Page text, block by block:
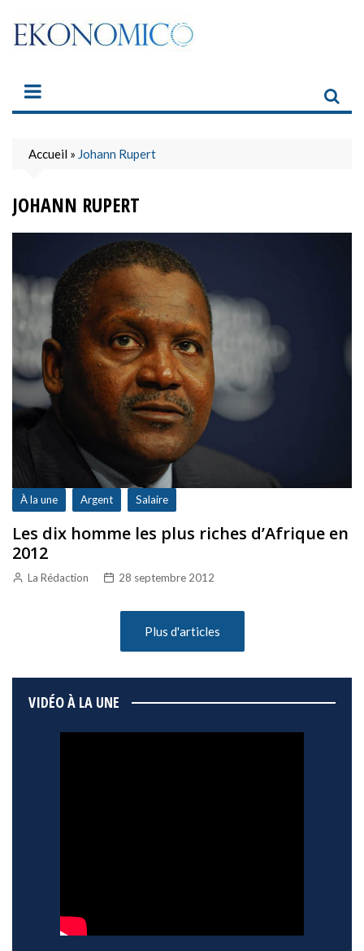
content
Accueil » Johann Rupert
JOHANN RUPERT
À la une Argent Salaire
Les dix homme les plus riches d’Afrique en
2012
La Rédaction 28 septembre 2012
Plus d'articles
VIDÉO À LA UNE